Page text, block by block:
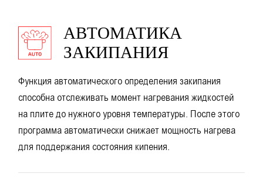
АВТОМАТИКА
ЗАКИПАНИЯ
Функция автоматического определения закипания
способна отслеживать момент нагревания жидкостей
на плите до нужного уровня температуры. После этого
программа автоматически снижает мощность нагрева
для поддержания состояния кипения.